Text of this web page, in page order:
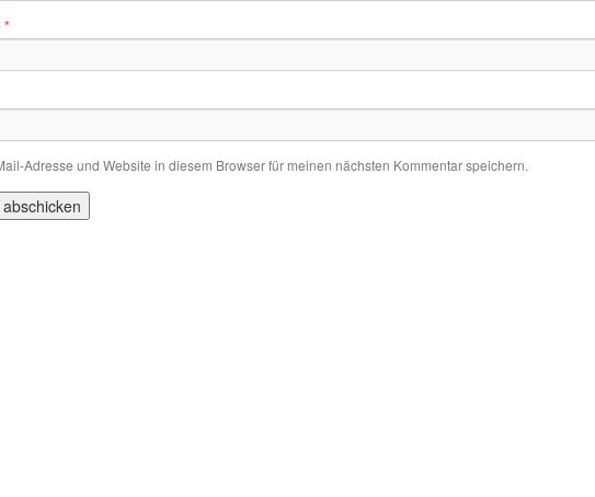
*
Adresse und Website in diesem Browser für meinen nächsten Kommentar speichern.